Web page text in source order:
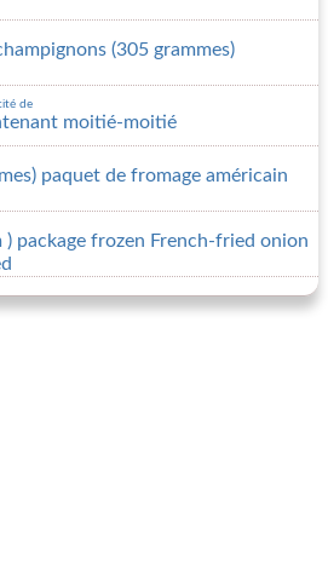
(305 grammes)
de
moitié-moitié
paquet de fromage américain
) package frozen French-fried onion